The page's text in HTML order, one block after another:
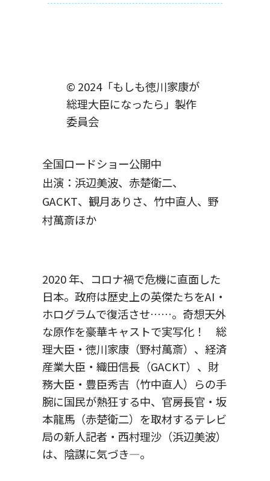
© 2024「もしも徳川家康が
総理大臣になったら」製作
委員会
全国ロードショー公開中
出演：浜辺美波、赤楚衛二、
GACKT、観月ありさ、竹中直人、野
村萬斎ほか
2020 年、コロナ禍で危機に直面した
日本。政府は歴史上の英傑たちをAI・
ホログラムで復活させ……。奇想天外
な原作を豪華キャストで実写化！ 総
理大臣・徳川家康（野村萬斎）、経済
産業大臣・織田信長（GACKT）、財
務大臣・豊臣秀吉（竹中直人）らの手
腕に国民が熱狂する中、官房長官・坂
本龍馬（赤楚衛二）を取材するテレビ
局の新人記者・西村理沙（浜辺美波）
は、陰謀に気づき―。